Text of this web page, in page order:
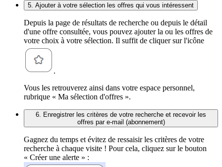
5. Ajouter à votre sélection les offres qui vous intéressent
Depuis la page de résultats de recherche ou depuis le détail
d'une offre consultée, vous pouvez ajouter la ou les offres de
votre choix à votre sélection. Il suffit de cliquer sur l'icône
.
Vous les retrouverez ainsi dans votre espace personnel,
rubrique « Ma sélection d'offres ».
6. Enregistrer les critères de votre recherche et recevoir les
offres par e-mail (abonnement)
Gagnez du temps et évitez de ressaisir les critères de votre
recherche à chaque visite ! Pour cela, cliquez sur le bouton
« Créer une alerte » :